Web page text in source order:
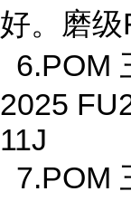
好。磨级
6.POM
2025
11J
7.POM